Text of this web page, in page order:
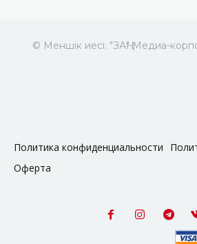
© Меншік иесі: "ЗАҢ" Медиа-
Политика конфиденциальности
Оферта